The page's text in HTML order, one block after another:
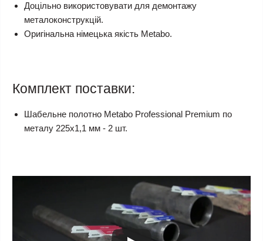
Доцільно використовувати для демонтажу
металоконструкцій.
Оригінальна німецька якість Metabo.
Комплект поставки:
Шабельне полотно Metabo Professional Premium по
металу 225х1,1 мм - 2 шт.